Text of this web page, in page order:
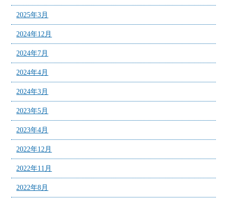
2025年3月
2024年12月
2024年7月
2024年4月
2024年3月
2023年5月
2023年4月
2022年12月
2022年11月
2022年8月